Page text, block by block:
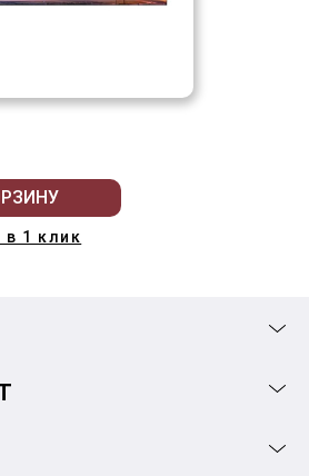
в 1 клик